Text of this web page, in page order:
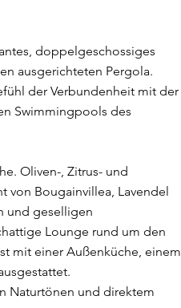
doppelgeschossiges
ausgerichteten Pergola.
der Verbundenheit mit der
Swimmingpools des
Oliven-, Zitrus- und
Bougainvillea, Lavendel
und geselligen
Lounge rund um den
mit einer Außenküche, einem
Naturtönen und direktem